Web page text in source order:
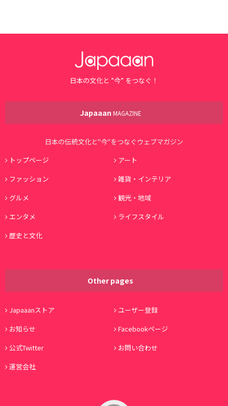
日本の文化と ”今” をつなぐ！
Japaaan MAGAZINE
日本の伝統文化と"今"をつなぐウェブマガジン
トップページ
アート
ファッション
雑貨・インテリア
グルメ
観光・地域
エンタメ
ライフスタイル
歴史と文化
Other pages
Japaaanストア
ユーザー登録
お知らせ
Facebookページ
公式Twitter
お問い合わせ
運営会社